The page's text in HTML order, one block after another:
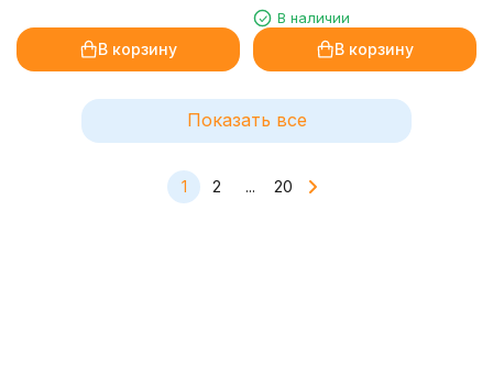
В корзину
В наличии
В корзину
Показать все
1 2 ... 20